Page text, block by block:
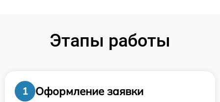
Этапы работы
1
Оформление заявки